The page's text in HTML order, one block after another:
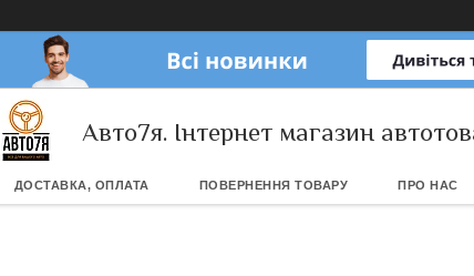
Авто7я. Інтернет магазин
ДОСТАВКА, ОПЛАТА ПОВЕРНЕННЯ ТОВАРУ ПРО НАС